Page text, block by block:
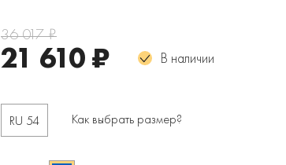
36 017 ₽
21 610 ₽ В наличии
RU 54 Как выбрать размер?